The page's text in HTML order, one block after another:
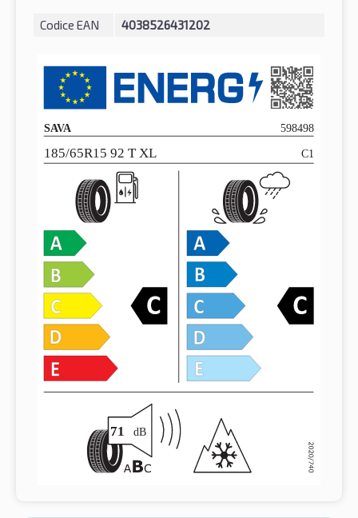
Codice EAN 4038526431202